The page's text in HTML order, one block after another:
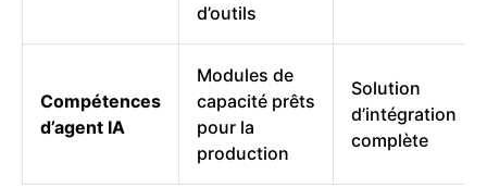
d’outils
Compétences
d’agent IA
Modules de
capacité prêts
pour la
production
Solution
d’intégration
complète